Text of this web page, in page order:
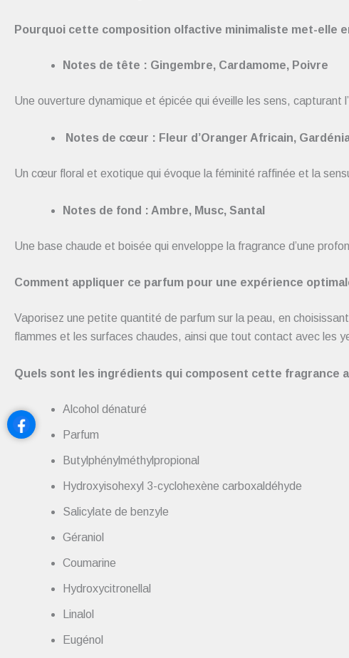
Pourquoi cette composition olfactive minimaliste met-elle
Notes de tête : Gingembre, Cardamome, Poivre
Une ouverture dynamique et épicée qui éveille les sens, capturant
Notes de cœur : Fleur d’Oranger Africain,
Un cœur floral et exotique qui évoque la féminité raffinée et la
Notes de fond : Ambre, Musc, Santal
Une base chaude et boisée qui enveloppe la fragrance d’une
Comment appliquer ce parfum pour une expérience
Vaporisez une petite quantité de parfum sur la peau, en
flammes et les surfaces chaudes, ainsi que tout contact avec les
Quels sont les ingrédients qui composent cette fragrance
Alcohol dénaturé
Parfum
Butylphénylméthylpropional
Hydroxyisohexyl 3-cyclohexène carboxaldéhyde
Salicylate de benzyle
Géraniol
Coumarine
Hydroxycitronellal
Linalol
Eugénol